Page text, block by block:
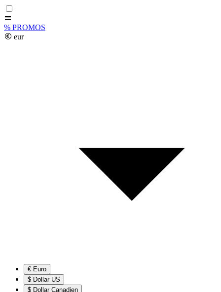
% PROMOS
eur
€ Euro
$ Dollar US
$ Dollar Canadien